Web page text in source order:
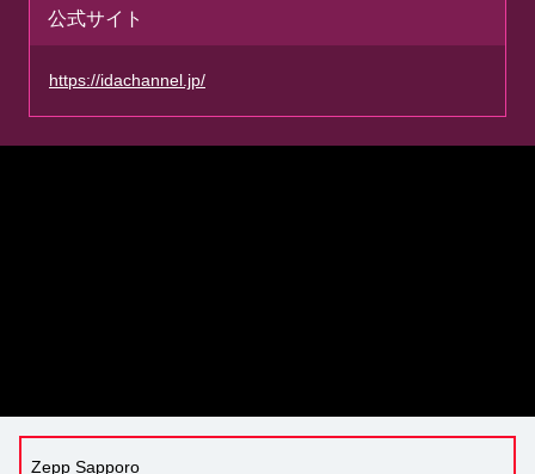
公式サイト
https://idachannel.jp/
Zepp Sapporo